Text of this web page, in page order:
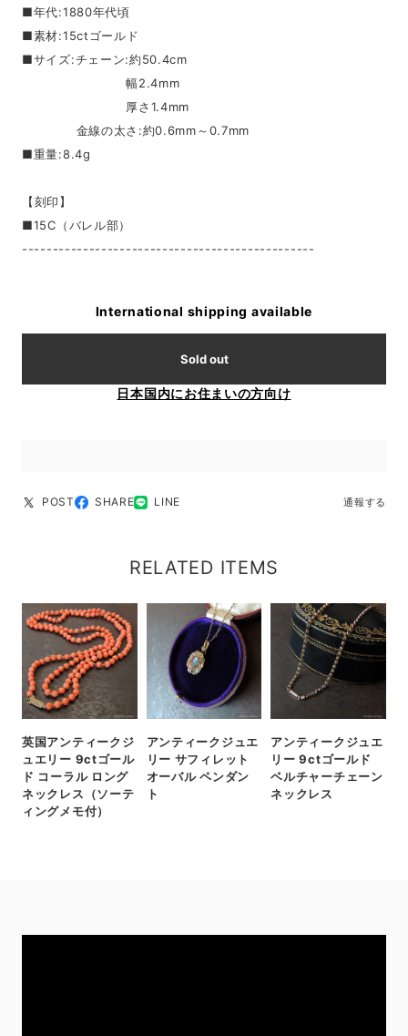
■年代:1880年代頃
■素材:15ctゴールド
■サイズ:チェーン:約50.4cm
幅2.4mm
厚さ1.4mm
金線の太さ:約0.6mm～0.7mm
■重量:8.4g
【刻印】
■15C（バレル部）
------------------------------------------------
International shipping available
Sold out
日本国内にお住まいの方向け
POST SHARE LINE 通報する
RELATED ITEMS
英国アンティークジ
ュエリー 9ctゴール
ド コーラル ロング
ネックレス（ソーテ
ィングメモ付）
アンティークジュエ
リー サフィレット
オーバル ペンダン
ト
アンティークジュエ
リー 9ctゴールド
ベルチャーチェーン
ネックレス